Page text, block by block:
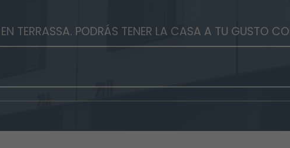
TERRASSA. PODRÁS TENER LA CASA A TU GUSTO